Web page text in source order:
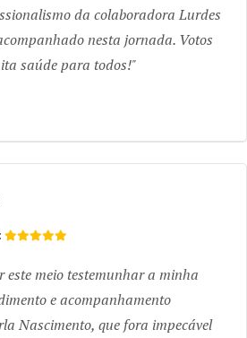
da colaboradora Lurdes
nesta jornada. Votos
saúde para todos!
este meio testemunhar a minha
e acompanhamento
Nascimento, que fora impecável